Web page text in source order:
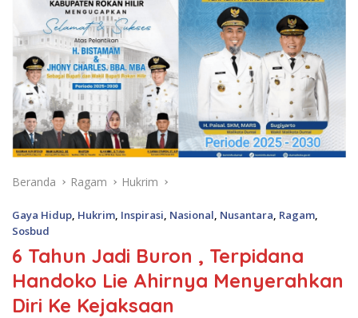
Beranda Ragam Hukrim
Gaya Hidup Hukrim Inspirasi Nasional Nusantara Ragam
Sosbud
6 Tahun Jadi Buron , Terpidana
Handoko Lie Ahirnya Menyerahkan
Diri Ke Kejaksaan